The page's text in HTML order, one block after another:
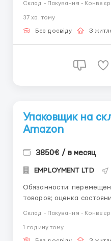
всеми странами СНГ И
ВСЕ НАЦИИ СДЕЛАЙ
Склад - Пакування - Конвеєр
37 хв. тому
Без досвіду З
Упаковщик на
Amazon
3850€ / в месяц
EMPLOYMENT LTD
Обязанности: перемещение, сортировка, проверка
товаров; оценка состояния товаров на повреждения
соответствии с
Склад - Пакування - Конвеєр
1 годину тому